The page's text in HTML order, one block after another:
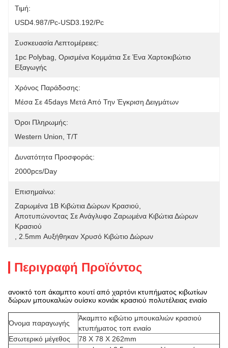
Τιμή:
USD4.987/pc-USD3.192/pc
Συσκευασία Λεπτομέρειες:
1pc Polybag, Ορισμένα Κομμάτια Σε Ένα Χαρτοκιβώτιο
Εξαγωγής
Χρόνος Παράδοσης:
Μέσα Σε 45days Μετά Από Την Έγκριση Δειγμάτων
Όροι Πληρωμής:
Western Union, T/T
Δυνατότητα Προσφοράς:
2000pcs/day
Επισημαίνω:
Ζαρωμένα 1B Κιβώτια Δώρων Κρασιού
Αποτυπώνοντας Σε Ανάγλυφο Ζαρωμένα Κιβώτια Δώρων
Κρασιού
2.5mm Αυξήθηκαν Χρυσό Κιβώτιο Δώρων
Περιγραφή Προϊόντος
ανοικτό τοπ άκαμπτο κουτί από χαρτόνι κτυπήματος κιβωτίων
δώρων μπουκαλιών ουίσκυ κονιάκ κρασιού πολυτέλειας ενιαίο
Όνομα παραγωγής
Άκαμπτο κιβώτιο μπουκαλιών κρασιού
κτυπήματος τοπ ενιαίο
Εσωτερικό μέγεθος
78 X 78 X 262mm